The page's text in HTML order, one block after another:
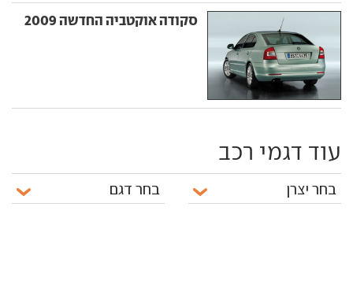
סקודה אוקטביה החדשה 2009
עוד דגמי רכב